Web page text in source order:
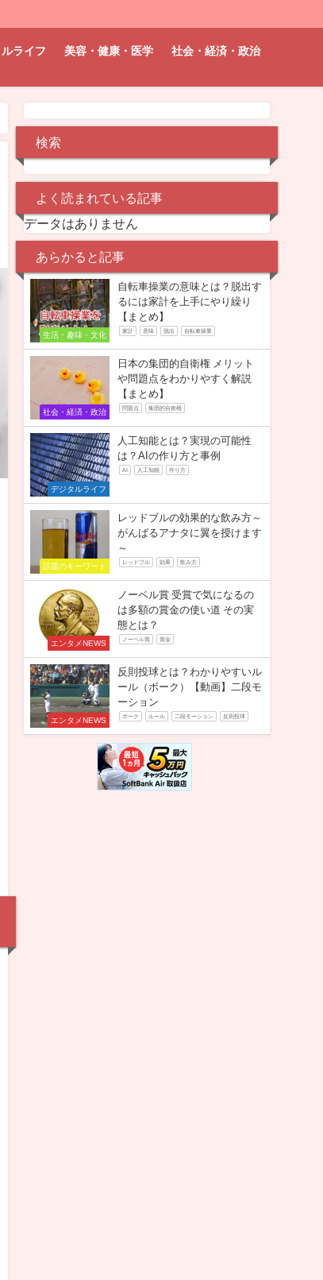
ライフ 美容・健康・医学 社会・経済・政治
検索
よく読まれている記事
データはありません
あらかると記事
生活・趣味・文化
自転車操業の意味とは？脱出す
るには家計を上手にやり繰り
【まとめ】
家計 意味 脱出 自転車操業
社会・経済・政治
日本の集団的自衛権 メリット
や問題点をわかりやすく解説
【まとめ】
問題点 集団的自衛権
デジタルライフ
人工知能とは？実現の可能性
は？AIの作り方と事例
AI 人工知能 作り方
話題のキーワード
レッドブルの効果的な飲み方～
がんばるアナタに翼を授けます
～
レッドブル 効果 飲み方
エンタメNEWS
ノーベル賞 受賞で気になるの
は多額の賞金の使い道 その実
態とは？
ノーベル賞 賞金
エンタメNEWS
反則投球とは？わかりやすいル
ール（ボーク）【動画】二段モ
ーション
ボーク ルール 二段モーション 反則投球